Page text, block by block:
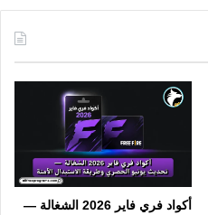
أكواد فري فاير 2026 الشغالة —